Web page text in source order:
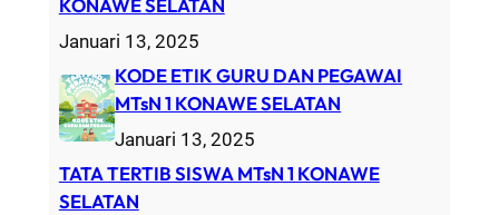
KONAWE SELATAN
Januari 13, 2025
KODE ETIK GURU DAN PEGAWAI
MTsN 1 KONAWE SELATAN
Januari 13, 2025
TATA TERTIB SISWA MTsN 1 KONAWE
SELATAN